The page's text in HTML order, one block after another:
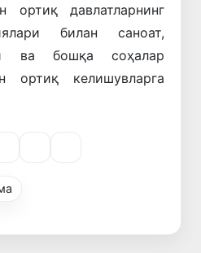
ортиқ давлатларнинг
билан саноат,
ва бошқа соҳалар
келишувларга